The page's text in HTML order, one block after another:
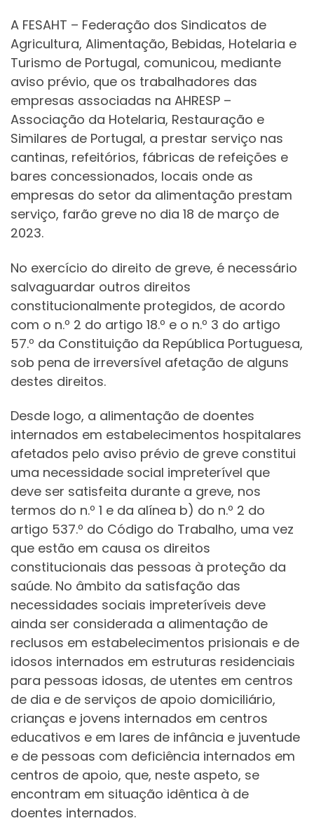
A FESAHT – Federação dos Sindicatos de
Agricultura, Alimentação, Bebidas, Hotelaria e
Turismo de Portugal, comunicou, mediante
aviso prévio, que os trabalhadores das
empresas associadas na AHRESP –
Associação da Hotelaria, Restauração e
Similares de Portugal, a prestar serviço nas
cantinas, refeitórios, fábricas de refeições e
bares concessionados, locais onde as
empresas do setor da alimentação prestam
serviço, farão greve no dia 18 de março de
2023.
No exercício do direito de greve, é necessário
salvaguardar outros direitos
constitucionalmente protegidos, de acordo
com o n.º 2 do artigo 18.º e o n.º 3 do artigo
57.º da Constituição da República Portuguesa,
sob pena de irreversível afetação de alguns
destes direitos.
Desde logo, a alimentação de doentes
internados em estabelecimentos hospitalares
afetados pelo aviso prévio de greve constitui
uma necessidade social impreterível que
deve ser satisfeita durante a greve, nos
termos do n.º 1 e da alínea b) do n.º 2 do
artigo 537.º do Código do Trabalho, uma vez
que estão em causa os direitos
constitucionais das pessoas à proteção da
saúde. No âmbito da satisfação das
necessidades sociais impreteríveis deve
ainda ser considerada a alimentação de
reclusos em estabelecimentos prisionais e de
idosos internados em estruturas residenciais
para pessoas idosas, de utentes em centros
de dia e de serviços de apoio domiciliário,
crianças e jovens internados em centros
educativos e em lares de infância e juventude
e de pessoas com deficiência internados em
centros de apoio, que, neste aspeto, se
encontram em situação idêntica à de
doentes internados.